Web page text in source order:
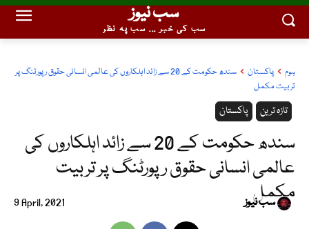
سب نیوز
سب کی خبر ... سب پہ نظر
ہوم پاکستان
سندھ حکومت کے 20 سے زائد اہلکاروں کی عالمی انسانی حقوق رپورٹنگ پر
تربیت مکمل
پاکستان تازہ ترین
سندھ حکومت کے 20 سے زائد اہلکاروں کی
عالمی انسانی حقوق رپورٹنگ پر تربیت
مکمل
9 April, 2021 سب نیوز